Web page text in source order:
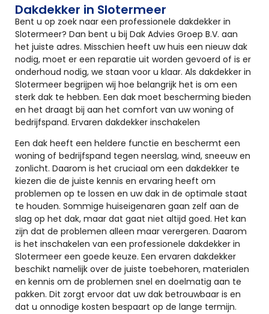
Dakdekker in Slotermeer
Bent u op zoek naar een professionele dakdekker in
Slotermeer? Dan bent u bij Dak Advies Groep B.V. aan
het juiste adres. Misschien heeft uw huis een nieuw dak
nodig, moet er een reparatie uit worden gevoerd of is er
onderhoud nodig, we staan voor u klaar. Als dakdekker in
Slotermeer begrijpen wij hoe belangrijk het is om een
sterk dak te hebben. Een dak moet bescherming bieden
en het draagt bij aan het comfort van uw woning of
bedrijfspand. Ervaren dakdekker inschakelen
Een dak heeft een heldere functie en beschermt een
woning of bedrijfspand tegen neerslag, wind, sneeuw en
zonlicht. Daarom is het cruciaal om een dakdekker te
kiezen die de juiste kennis en ervaring heeft om
problemen op te lossen en uw dak in de optimale staat
te houden. Sommige huiseigenaren gaan zelf aan de
slag op het dak, maar dat gaat niet altijd goed. Het kan
zijn dat de problemen alleen maar verergeren. Daarom
is het inschakelen van een professionele dakdekker in
Slotermeer een goede keuze. Een ervaren dakdekker
beschikt namelijk over de juiste toebehoren, materialen
en kennis om de problemen snel en doelmatig aan te
pakken. Dit zorgt ervoor dat uw dak betrouwbaar is en
dat u onnodige kosten bespaart op de lange termijn.